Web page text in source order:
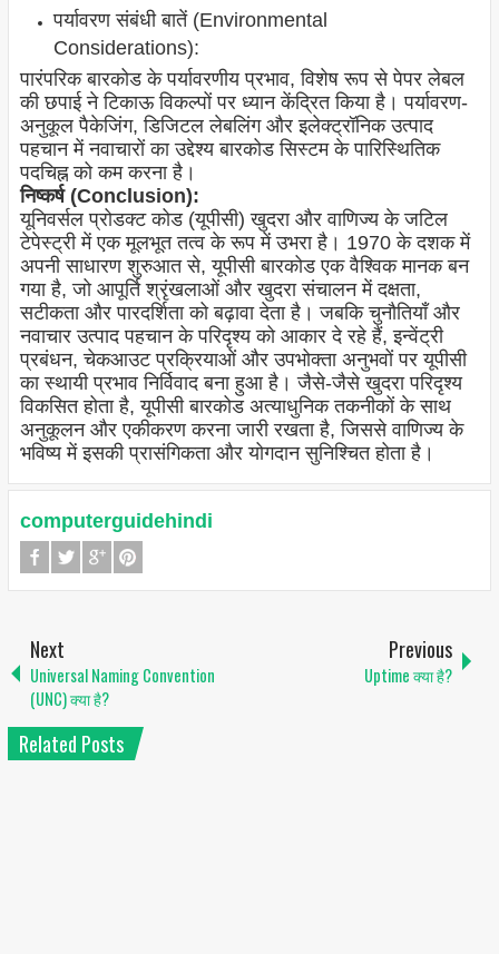
पर्यावरण संबंधी बातें (Environmental
Considerations):
पारंपरिक बारकोड के पर्यावरणीय प्रभाव, विशेष रूप से पेपर लेबल
की छपाई ने टिकाऊ विकल्पों पर ध्यान केंद्रित किया है। पर्यावरण-
अनुकूल पैकेजिंग, डिजिटल लेबलिंग और इलेक्ट्रॉनिक उत्पाद
पहचान में नवाचारों का उद्देश्य बारकोड सिस्टम के पारिस्थितिक
पदचिह्न को कम करना है।
निष्कर्ष (Conclusion):
यूनिवर्सल प्रोडक्ट कोड (यूपीसी) खुदरा और वाणिज्य के जटिल
टेपेस्ट्री में एक मूलभूत तत्व के रूप में उभरा है। 1970 के दशक में
अपनी साधारण शुरुआत से, यूपीसी बारकोड एक वैश्विक मानक बन
गया है, जो आपूर्ति श्रृंखलाओं और खुदरा संचालन में दक्षता,
सटीकता और पारदर्शिता को बढ़ावा देता है। जबकि चुनौतियाँ और
नवाचार उत्पाद पहचान के परिदृश्य को आकार दे रहे हैं, इन्वेंट्री
प्रबंधन, चेकआउट प्रक्रियाओं और उपभोक्ता अनुभवों पर यूपीसी
का स्थायी प्रभाव निर्विवाद बना हुआ है। जैसे-जैसे खुदरा परिदृश्य
विकसित होता है, यूपीसी बारकोड अत्याधुनिक तकनीकों के साथ
अनुकूलन और एकीकरण करना जारी रखता है, जिससे वाणिज्य के
भविष्य में इसकी प्रासंगिकता और योगदान सुनिश्चित होता है।
computerguidehindi
Next
Universal Naming Convention
(UNC) क्या है?
Previous
Uptime क्या है?
Related Posts